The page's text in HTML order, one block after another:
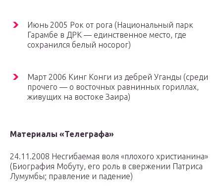
Июнь 2005 Рок от рога (Национальный парк
Гарамбе в ДРК — единственное место, где
сохранился белый носорог)
Март 2006 Кинг Конги из дебрей Уганды (среди
прочего — о восточных равнинных гориллах,
живущих на востоке Заира)
Материалы «Телеграфа»
24.11.2008 Несгибаемая воля «плохого христианина»
(Биография Мобуту, его роль в свержении Патриса
Лумумбы; правление и падение)